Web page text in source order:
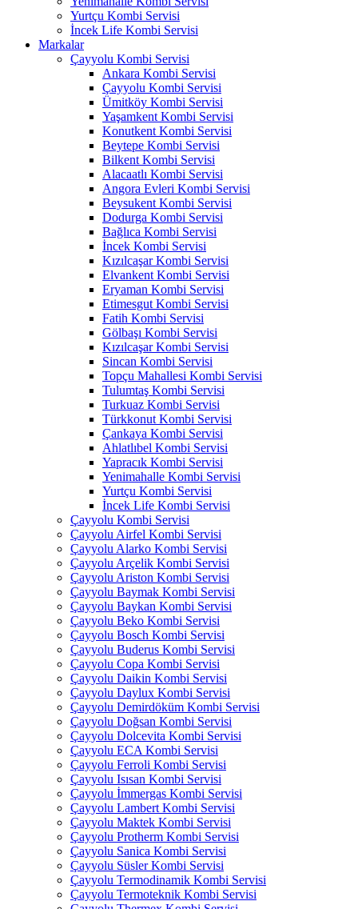
Yurtçu Kombi Servisi
İncek Life Kombi Servisi
Markalar
Çayyolu Kombi Servisi
Ankara Kombi Servisi
Çayyolu Kombi Servisi
Ümitköy Kombi Servisi
Yaşamkent Kombi Servisi
Konutkent Kombi Servisi
Beytepe Kombi Servisi
Bilkent Kombi Servisi
Alacaatlı Kombi Servisi
Angora Evleri Kombi Servisi
Beysukent Kombi Servisi
Dodurga Kombi Servisi
Bağlıca Kombi Servisi
İncek Kombi Servisi
Kızılcaşar Kombi Servisi
Elvankent Kombi Servisi
Eryaman Kombi Servisi
Etimesgut Kombi Servisi
Fatih Kombi Servisi
Gölbaşı Kombi Servisi
Kızılcaşar Kombi Servisi
Sincan Kombi Servisi
Topçu Mahallesi Kombi Servisi
Tulumtaş Kombi Servisi
Turkuaz Kombi Servisi
Türkkonut Kombi Servisi
Çankaya Kombi Servisi
Ahlatlıbel Kombi Servisi
Yapracık Kombi Servisi
Yenimahalle Kombi Servisi
Yurtçu Kombi Servisi
İncek Life Kombi Servisi
Çayyolu Kombi Servisi
Çayyolu Airfel Kombi Servisi
Çayyolu Alarko Kombi Servisi
Çayyolu Arçelik Kombi Servisi
Çayyolu Ariston Kombi Servisi
Çayyolu Baymak Kombi Servisi
Çayyolu Baykan Kombi Servisi
Çayyolu Beko Kombi Servisi
Çayyolu Bosch Kombi Servisi
Çayyolu Buderus Kombi Servisi
Çayyolu Copa Kombi Servisi
Çayyolu Daikin Kombi Servisi
Çayyolu Daylux Kombi Servisi
Çayyolu Demirdöküm Kombi Servisi
Çayyolu Doğsan Kombi Servisi
Çayyolu Dolcevita Kombi Servisi
Çayyolu ECA Kombi Servisi
Çayyolu Ferroli Kombi Servisi
Çayyolu Isısan Kombi Servisi
Çayyolu İmmergas Kombi Servisi
Çayyolu Lambert Kombi Servisi
Çayyolu Maktek Kombi Servisi
Çayyolu Protherm Kombi Servisi
Çayyolu Sanica Kombi Servisi
Çayyolu Süsler Kombi Servisi
Çayyolu Termodinamik Kombi Servisi
Çayyolu Termoteknik Kombi Servisi